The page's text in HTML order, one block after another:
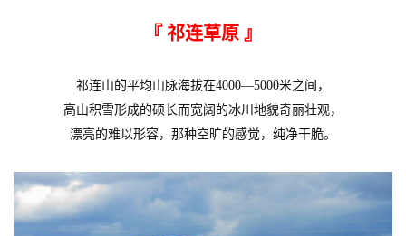
『 祁连草原 』
祁连山的平均山脉海拔在4000—5000米之间，
高山积雪形成的硕长而宽阔的冰川地貌奇丽壮观，
漂亮的难以形容，那种空旷的感觉，纯净干脆。